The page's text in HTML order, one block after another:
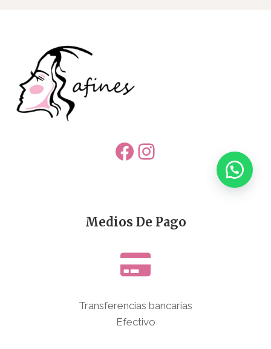
Facebook
Instagram
Medios De Pago
Transferencias bancarias
Efectivo